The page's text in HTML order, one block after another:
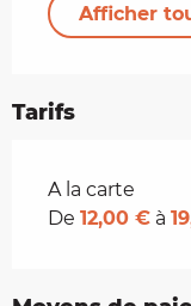
Afficher
Tarifs
Tarifs 2026
A la carte
De 12,00 € à